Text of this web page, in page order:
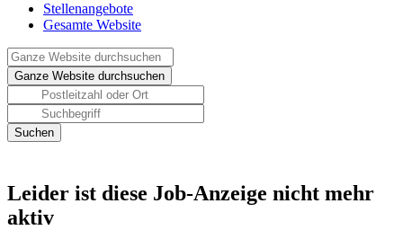
Stellenangebote
Gesamte Website
Leider ist diese Job-Anzeige nicht mehr
aktiv